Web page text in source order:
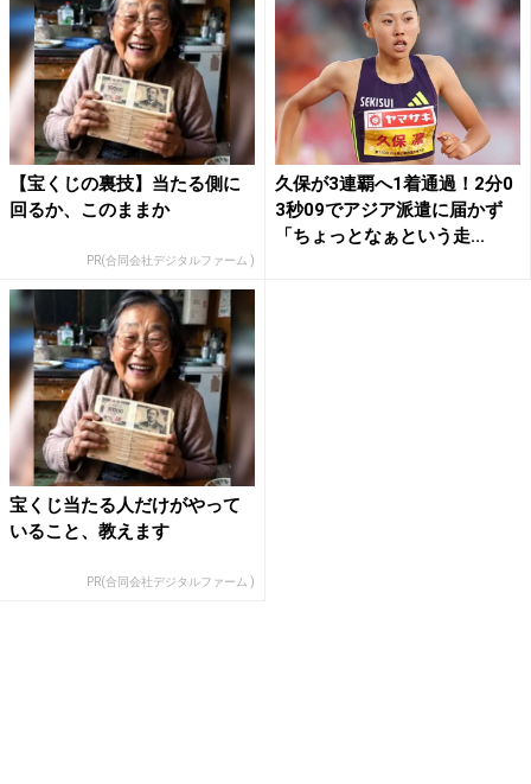
【宝くじの裏技】当たる側に
回るか、このままか
PR(合同会社デジタルファーム )
久保が3連覇へ1着通過！2分0
3秒09でアジア派遣に届かず
「ちょっとなぁという走...
宝くじ当たる人だけがやって
いること、教えます
PR(合同会社デジタルファーム )